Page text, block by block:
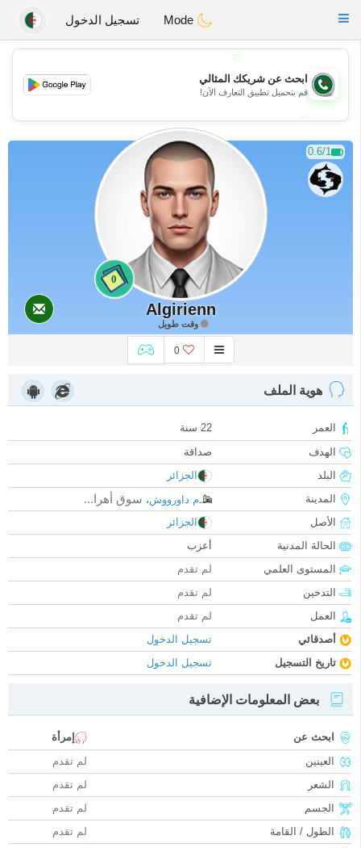
Weshrak
Toggle
تسجيل الدخول
💖
💕
ابحث عن شريكك المثالي
قم بتحميل تطبيق التعارف الآن!
0.6/1
0
Algirienn
وقت طويل
0
هوية الملف
العمر
22 سنة
الهدف
صداقة
البلد
الجزائر
المدينة
م داورووش، سوق أهرا...
الأصل
الجزائر
الحالة المدنية
أعزب
المستوى العلمي
لم تقدم
التدخين
لم تقدم
العمل
لم تقدم
أصدقائي
تسجيل الدخول
تاريخ التسجيل
تسجيل الدخول
بعض المعلومات الإضافية
ابحث عن
إمرأة
العينين
لم تقدم
الشعر
لم تقدم
الجسم
لم تقدم
الطول / القامة
لم تقدم